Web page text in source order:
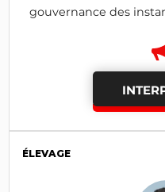
gouvernance des
ÉLEVAGE